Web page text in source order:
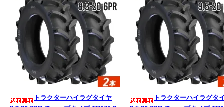
トラクターハイラグタイヤ
トラクターハイラグタ